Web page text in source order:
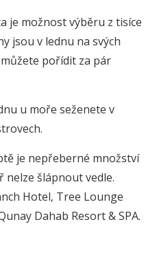
je možnost výběru z tisíce
jsou v lednu na svých
pořídit za pár
u moře seženete v
je nepřeberné množství
šlápnout vedle.
Hotel, Tree Lounge
Dahab Resort & SPA.